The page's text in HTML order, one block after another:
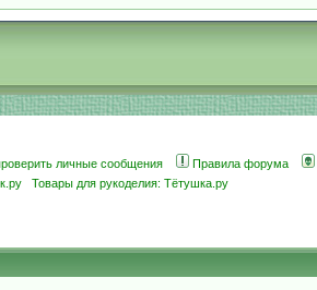
личные сообщения Правила форума
Товары для рукоделия: Тётушка.ру